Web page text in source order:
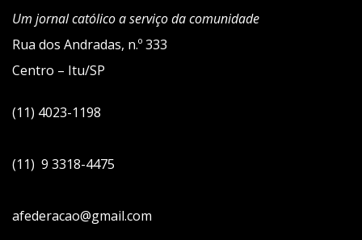
Um jornal católico a serviço da comunidade
Rua dos Andradas, n.º 333
Centro – Itu/SP
(11) 4023-1198
(11) 9 3318-4475
afederacao@gmail.com